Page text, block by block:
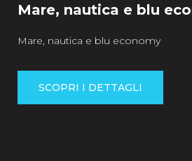
Mare, nautica e blu
Mare, nautica e blu economy
SCOPRI I DETTAGLI